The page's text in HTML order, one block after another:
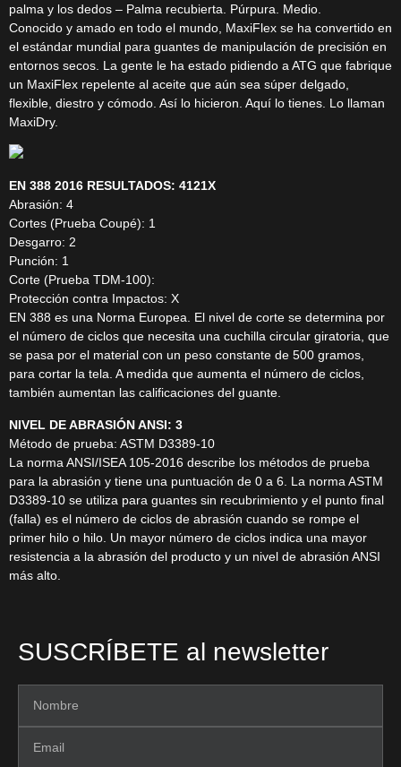
palma y los dedos – Palma recubierta. Púrpura. Medio.
Conocido y amado en todo el mundo, MaxiFlex se ha convertido en
el estándar mundial para guantes de manipulación de precisión en
entornos secos. La gente le ha estado pidiendo a ATG que fabrique
un MaxiFlex repelente al aceite que aún sea súper delgado,
flexible, diestro y cómodo. Así lo hicieron. Aquí lo tienes. Lo llaman
MaxiDry.
EN 388 2016 RESULTADOS: 4121X
Abrasión: 4
Cortes (Prueba Coupé): 1
Desgarro: 2
Punción: 1
Corte (Prueba TDM-100):
Protección contra Impactos: X
EN 388 es una Norma Europea. El nivel de corte se determina por
el número de ciclos que necesita una cuchilla circular giratoria, que
se pasa por el material con un peso constante de 500 gramos,
para cortar la tela. A medida que aumenta el número de ciclos,
también aumentan las calificaciones del guante.
NIVEL DE ABRASIÓN ANSI: 3
Método de prueba: ASTM D3389-10
La norma ANSI/ISEA 105-2016 describe los métodos de prueba
para la abrasión y tiene una puntuación de 0 a 6. La norma ASTM
D3389-10 se utiliza para guantes sin recubrimiento y el punto final
(falla) es el número de ciclos de abrasión cuando se rompe el
primer hilo o hilo. Un mayor número de ciclos indica una mayor
resistencia a la abrasión del producto y un nivel de abrasión ANSI
más alto.
SUSCRÍBETE al newsletter